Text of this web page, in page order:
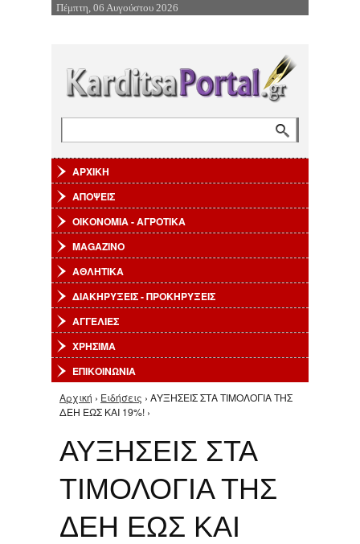
Επιστροφή στην Πλοήγηση
Πέμπτη, 06 Αυγούστου 2026
ΑΡΧΙΚΗ
ΑΠΟΨΕΙΣ
ΟΙΚΟΝΟΜΙΑ - ΑΓΡΟΤΙΚΑ
MAGAZINO
ΑΘΛΗΤΙΚΑ
ΔΙΑΚΗΡΥΞΕΙΣ - ΠΡΟΚΗΡΥΞΕΙΣ
ΑΓΓΕΛΙΕΣ
ΧΡΗΣΙΜΑ
ΕΠΙΚΟΙΝΩΝΙΑ
Είστε εδώ
Αρχική › Ειδήσεις › ΑΥΞΗΣΕΙΣ ΣΤΑ ΤΙΜΟΛΟΓΙΑ ΤΗΣ
ΔΕΗ ΕΩΣ ΚΑΙ 19%! ›
ΑΥΞΗΣΕΙΣ ΣΤΑ
ΤΙΜΟΛΟΓΙΑ ΤΗΣ
ΔΕΗ ΕΩΣ ΚΑΙ